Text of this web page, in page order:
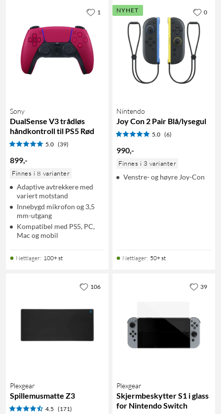
Sony
DualSense V3 trådløs
håndkontroll til PS5 Rød
5.0 (39)
899,-
Finnes i 8 varianter
Adaptive avtrekkere med
variert motstand
Innebygd mikrofon og 3,5
mm-utgang
Kompatibel med PS5, PC,
Mac og mobil
Nettlager: 100+ st
1 NYHET
Nintendo
Joy Con 2 Pair Blå/lysegul
5.0 (6)
990,-
Finnes i 3 varianter
Venstre- og høyre Joy-Con
Nettlager: 50+ st
0
Plexgear
Spillemusmatte Z3
4.5 (171)
106
Plexgear
Skjermbeskytter S1 i glass
for Nintendo Switch
39